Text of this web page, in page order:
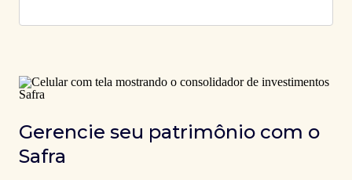
Gerencie seu patrimônio com o
Safra